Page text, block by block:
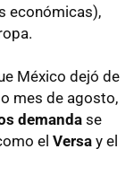
económicas),
México dejó de
mes de agosto,
demanda se
el Versa y el